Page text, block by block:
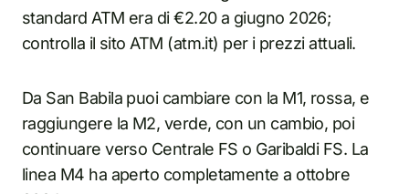
standard ATM era di €2.20 a giugno 2026;
controlla il sito ATM (atm.it) per i prezzi attuali.
Da San Babila puoi cambiare con la M1, rossa, e
raggiungere la M2, verde, con un cambio, poi
continuare verso Centrale FS o Garibaldi FS. La
linea M4 ha aperto completamente a ottobre